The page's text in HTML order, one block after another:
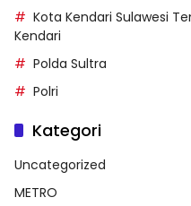
Kota Kendari Sulawesi
Kendari
Polda Sultra
Polri
Kategori
Uncategorized
METRO